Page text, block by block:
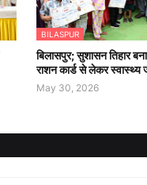
BILASPUR
बिलासपुर; सुशासन तिहार बना
राशन कार्ड से लेकर स्वास्थ्य
May 30, 2026